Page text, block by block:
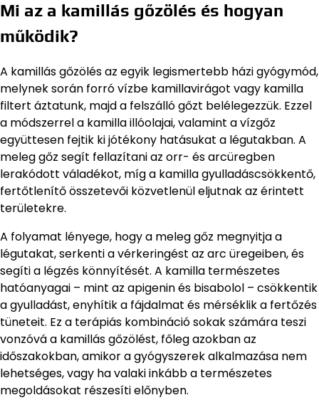
Mi az a kamillás gőzölés és hogyan
működik?
A kamillás gőzölés az egyik legismertebb házi gyógymód,
melynek során forró vízbe kamillavirágot vagy kamilla
filtert áztatunk, majd a felszálló gőzt belélegezzük. Ezzel
a módszerrel a kamilla illóolajai, valamint a vízgőz
együttesen fejtik ki jótékony hatásukat a légutakban. A
meleg gőz segít fellazítani az orr- és arcüregben
lerakódott váladékot, míg a kamilla gyulladáscsökkentő,
fertőtlenítő összetevői közvetlenül eljutnak az érintett
területekre.
A folyamat lényege, hogy a meleg gőz megnyitja a
légutakat, serkenti a vérkeringést az arc üregeiben, és
segíti a légzés könnyítését. A kamilla természetes
hatóanyagai – mint az apigenin és bisabolol – csökkentik
a gyulladást, enyhítik a fájdalmat és mérséklik a fertőzés
tüneteit. Ez a terápiás kombináció sokak számára teszi
vonzóvá a kamillás gőzölést, főleg azokban az
időszakokban, amikor a gyógyszerek alkalmazása nem
lehetséges, vagy ha valaki inkább a természetes
megoldásokat részesíti előnyben.